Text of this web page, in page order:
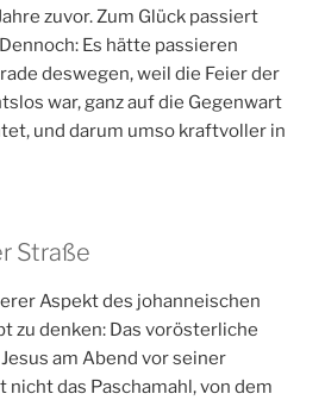
zuvor. Zum Glück passiert
Es hätte passieren
deswegen, weil die Feier der
war, ganz auf die Gegenwart
und darum umso kraftvoller in
Straße
Aspekt des johanneischen
zu denken: Das vorösterliche
Jesus am Abend vor seiner
das Paschamahl, von dem